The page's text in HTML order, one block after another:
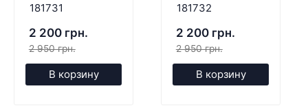
181731
2 200 грн.
2 950 грн.
В корзину
181732
2 200 грн.
2 950 грн.
В корзину